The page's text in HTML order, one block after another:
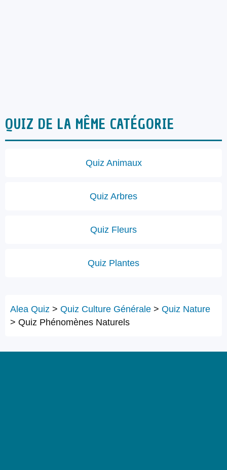
QUIZ DE LA MÊME CATÉGORIE
Quiz Animaux
Quiz Arbres
Quiz Fleurs
Quiz Plantes
Alea Quiz > Quiz Culture Générale > Quiz Nature
> Quiz Phénomènes Naturels